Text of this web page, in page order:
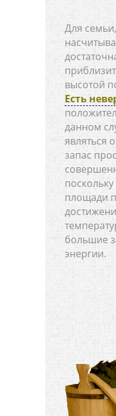
Для
высотой
Есть
данном
являться
запас
площади
большие
энергии.